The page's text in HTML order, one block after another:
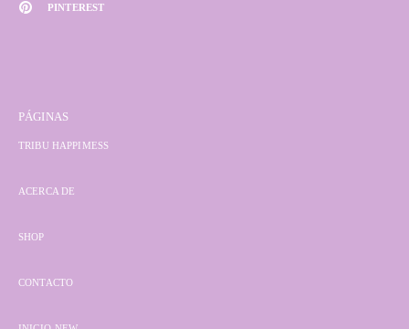
PINTEREST
PÁGINAS
TRIBU HAPPIMESS
ACERCA DE
SHOP
CONTACTO